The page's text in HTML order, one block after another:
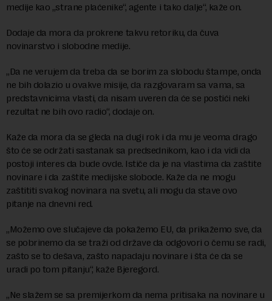
medije kao „strane plaćenike“, agente i tako dalje“, kaže on.
Dodaje da mora da prokrene takvu retoriku, da čuva
novinarstvo i slobodne medije.
„Da ne verujem da treba da se borim za slobodu štampe, onda
ne bih dolazio u ovakve misije, da razgovaram sa vama, sa
predstavnicima vlasti, da nisam uveren da će se postići neki
rezultat ne bih ovo radio“, dodaje on.
Kaže da mora da se gleda na dugi rok i da mu je veoma drago
što će se održati sastanak sa predsednikom, kao i da vidi da
postoji interes da bude ovde. Ističe da je na vlastima da zaštite
novinare i da zaštite medijske slobode. Kaže da ne mogu
zaštititi svakog novinara na svetu, ali mogu da stave ovo
pitanje na dnevni red.
„Možemo ove slučajeve da pokažemo EU, da prikažemo sve, da
se pobrinemo da se traži od države da odgovori o čemu se radi,
zašto se to dešava, zašto napadaju novinare i šta će da se
uradi po tom pitanju“, kaže Bjeregord.
„Ne slažem se sa premijerkom da nema pritisaka na novinare u